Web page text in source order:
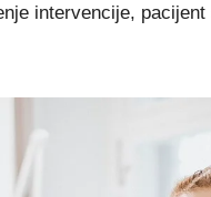
intervencije,